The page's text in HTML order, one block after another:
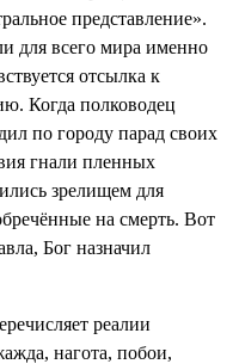
представление».
для всего мира именно
отсылка к
Когда полководец
по городу парад своих
гнали пленных
зрелищем для
на смерть. Вот
Бог назначил
реалии
нагота, побои,